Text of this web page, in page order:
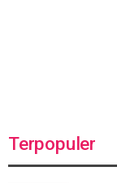
Terpopuler